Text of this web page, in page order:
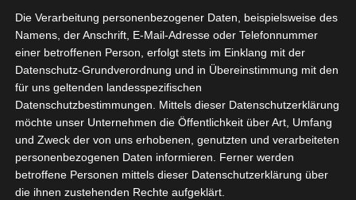
Google Adsenseist deaktiviert. ✓ Erlauben Datenschutzbedingungen
Sie befinden sich hier:Startseite»Spieler»Saber
Hammami
Die Verarbeitung personenbezogener Daten, beispielsweise des
Namens, der Anschrift, E-Mail-Adresse oder Telefonnummer
einer betroffenen Person, erfolgt stets im Einklang mit der
Datenschutz-Grundverordnung und in Übereinstimmung mit den
für uns geltenden landesspezifischen
Datenschutzbestimmungen. Mittels dieser Datenschutzerklärung
möchte unser Unternehmen die Öffentlichkeit über Art, Umfang
und Zweck der von uns erhobenen, genutzten und verarbeiteten
personenbezogenen Daten informieren. Ferner werden
betroffene Personen mittels dieser Datenschutzerklärung über
die ihnen zustehenden Rechte aufgeklärt.